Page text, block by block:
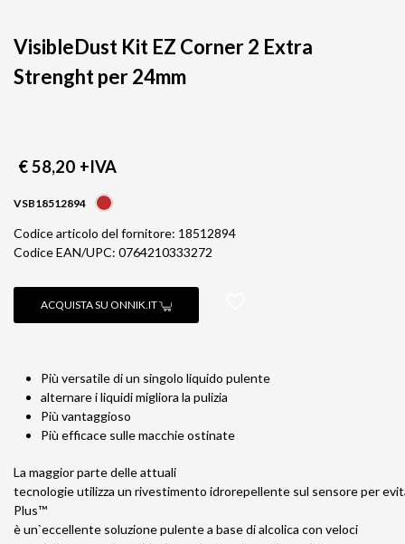
VisibleDust Kit EZ Corner 2 Extra
Strenght per 24mm
€ 58,20 +IVA
VSB18512894
Codice articolo del fornitore: 18512894
Codice EAN/UPC: 0764210333272
ACQUISTA SU ONNIK.IT
Più versatile di un singolo liquido pulente
alternare i liquidi migliora la pulizia
Più vantaggioso
Più efficace sulle macchie ostinate
La maggior parte delle attuali
tecnologie utilizza un rivestimento idrorepellente sul sensore per
Plus™
è un`eccellente soluzione pulente a base di alcolica con veloci